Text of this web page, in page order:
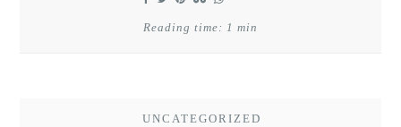
Reading time: 1 min
UNCATEGORIZED